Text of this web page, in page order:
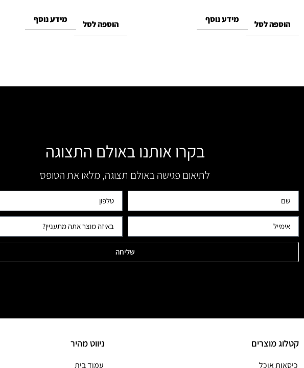
הוספה לסל מידע נוסף הוספה לסל מידע נוסף
בקרו אותנו באולם התצוגה
לתיאום פגישה באולם תצוגה, מלאו את הטופס
שליחה
קטלוג מוצרים
כיסאות אוכל
ניווט מהיר
עמוד בית